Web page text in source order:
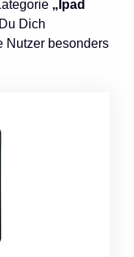
„Ipad
Dich
Nutzer besonders